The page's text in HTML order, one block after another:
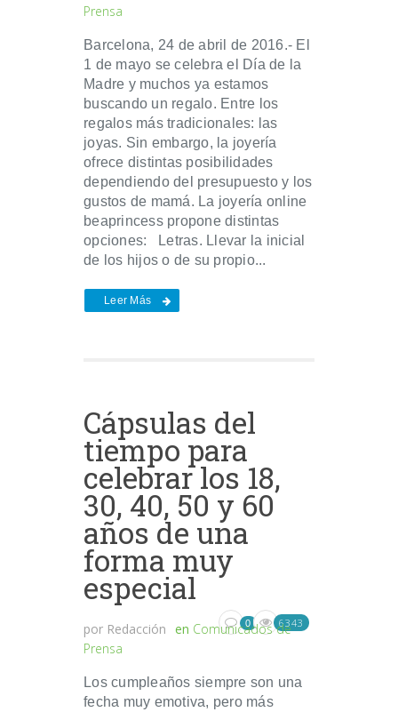
Prensa
Barcelona, 24 de abril de 2016.- El
1 de mayo se celebra el Día de la
Madre y muchos ya estamos
buscando un regalo. Entre los
regalos más tradicionales: las
joyas. Sin embargo, la joyería
ofrece distintas posibilidades
dependiendo del presupuesto y los
gustos de mamá. La joyería online
beaprincess propone distintas
opciones: Letras. Llevar la inicial
de los hijos o de su propio...
Leer Más
Cápsulas del
tiempo para
celebrar los 18,
30, 40, 50 y 60
años de una
forma muy
especial
por Redacción en Comunicados de
Prensa
0 6343
Los cumpleaños siempre son una
fecha muy emotiva, pero más